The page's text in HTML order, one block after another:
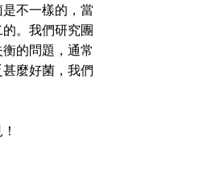
不一樣的，當
。我們研究團
的問題，通常
麼好菌，我們